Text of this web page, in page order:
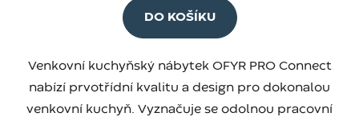
DO KOŠÍKU
Venkovní kuchyňský nábytek OFYR PRO Connect
nabízí prvotřídní kvalitu a design pro dokonalou
venkovní kuchyň. Vyznačuje se odolnou pracovní